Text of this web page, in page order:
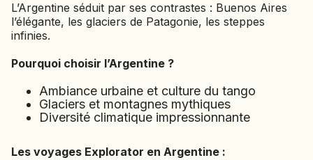
L’Argentine séduit par ses contrastes : Buenos Aires
l’élégante, les glaciers de Patagonie, les steppes
infinies.
Pourquoi choisir l’Argentine ?
Ambiance urbaine et culture du tango
Glaciers et montagnes mythiques
Diversité climatique impressionnante
Les voyages Explorator en Argentine :